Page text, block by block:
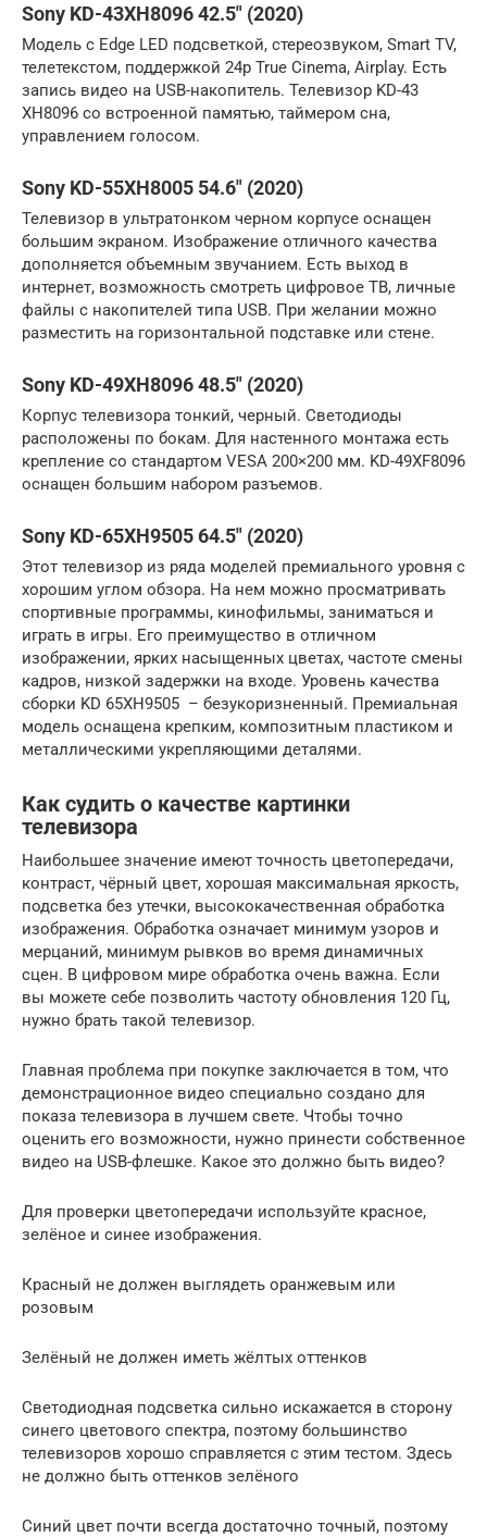
Sony KD-43XH8096 42.5″ (2020)
Модель с Edge LED подсветкой, стереозвуком, Smart TV,
телетекстом, поддержкой 24p True Cinema, Airplay. Есть
запись видео на USB-накопитель. Телевизор KD-43
XH8096 со встроенной памятью, таймером сна,
управлением голосом.
Sony KD-55XH8005 54.6″ (2020)
Телевизор в ультратонком черном корпусе оснащен
большим экраном. Изображение отличного качества
дополняется объемным звучанием. Есть выход в
интернет, возможность смотреть цифровое ТВ, личные
файлы с накопителей типа USB. При желании можно
разместить на горизонтальной подставке или стене.
Sony KD-49XH8096 48.5″ (2020)
Корпус телевизора тонкий, черный. Светодиоды
расположены по бокам. Для настенного монтажа есть
крепление со стандартом VESA 200×200 мм. KD-49XF8096
оснащен большим набором разъемов.
Sony KD-65XH9505 64.5″ (2020)
Этот телевизор из ряда моделей премиального уровня с
хорошим углом обзора. На нем можно просматривать
спортивные программы, кинофильмы, заниматься и
играть в игры. Его преимущество в отличном
изображении, ярких насыщенных цветах, частоте смены
кадров, низкой задержки на входе. Уровень качества
сборки KD 65XH9505 – безукоризненный. Премиальная
модель оснащена крепким, композитным пластиком и
металлическими укрепляющими деталями.
Как судить о качестве картинки
телевизора
Наибольшее значение имеют точность цветопередачи,
контраст, чёрный цвет, хорошая максимальная яркость,
подсветка без утечки, высококачественная обработка
изображения. Обработка означает минимум узоров и
мерцаний, минимум рывков во время динамичных
сцен. В цифровом мире обработка очень важна. Если
вы можете себе позволить частоту обновления 120 Гц,
нужно брать такой телевизор.
Главная проблема при покупке заключается в том, что
демонстрационное видео специально создано для
показа телевизора в лучшем свете. Чтобы точно
оценить его возможности, нужно принести собственное
видео на USB-флешке. Какое это должно быть видео?
Для проверки цветопередачи используйте красное,
зелёное и синее изображения.
Красный не должен выглядеть оранжевым или
розовым
Зелёный не должен иметь жёлтых оттенков
Светодиодная подсветка сильно искажается в сторону
синего цветового спектра, поэтому большинство
телевизоров хорошо справляется с этим тестом. Здесь
не должно быть оттенков зелёного
Синий цвет почти всегда достаточно точный, поэтому